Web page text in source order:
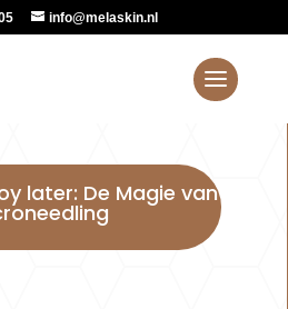
info@melaskin.nl
later: De Magie van